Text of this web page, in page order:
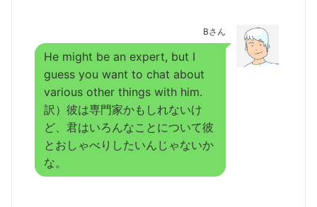
Bさん
He might be an expert, but I
guess you want to chat about
various other things with him.
訳）彼は専門家かもしれないけ
ど、君はいろんなことについて彼
とおしゃべりしたいんじゃないか
な。